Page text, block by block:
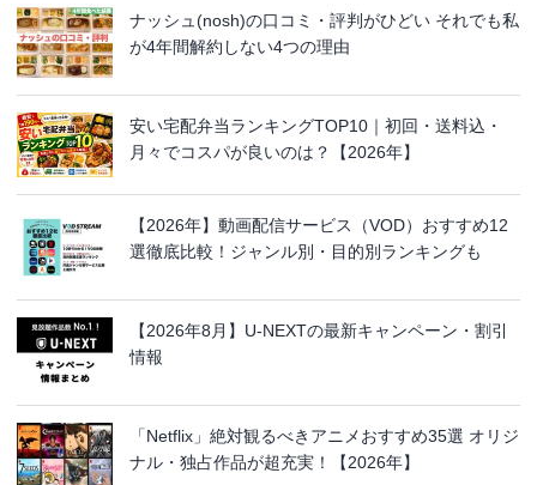
ナッシュ(nosh)の口コミ・評判がひどい それでも私
が4年間解約しない4つの理由
安い宅配弁当ランキングTOP10｜初回・送料込・
月々でコスパが良いのは？【2026年】
【2026年】動画配信サービス（VOD）おすすめ12
選徹底比較！ジャンル別・目的別ランキングも
【2026年8月】U-NEXTの最新キャンペーン・割引
情報
「Netflix」絶対観るべきアニメおすすめ35選 オリジ
ナル・独占作品が超充実！【2026年】